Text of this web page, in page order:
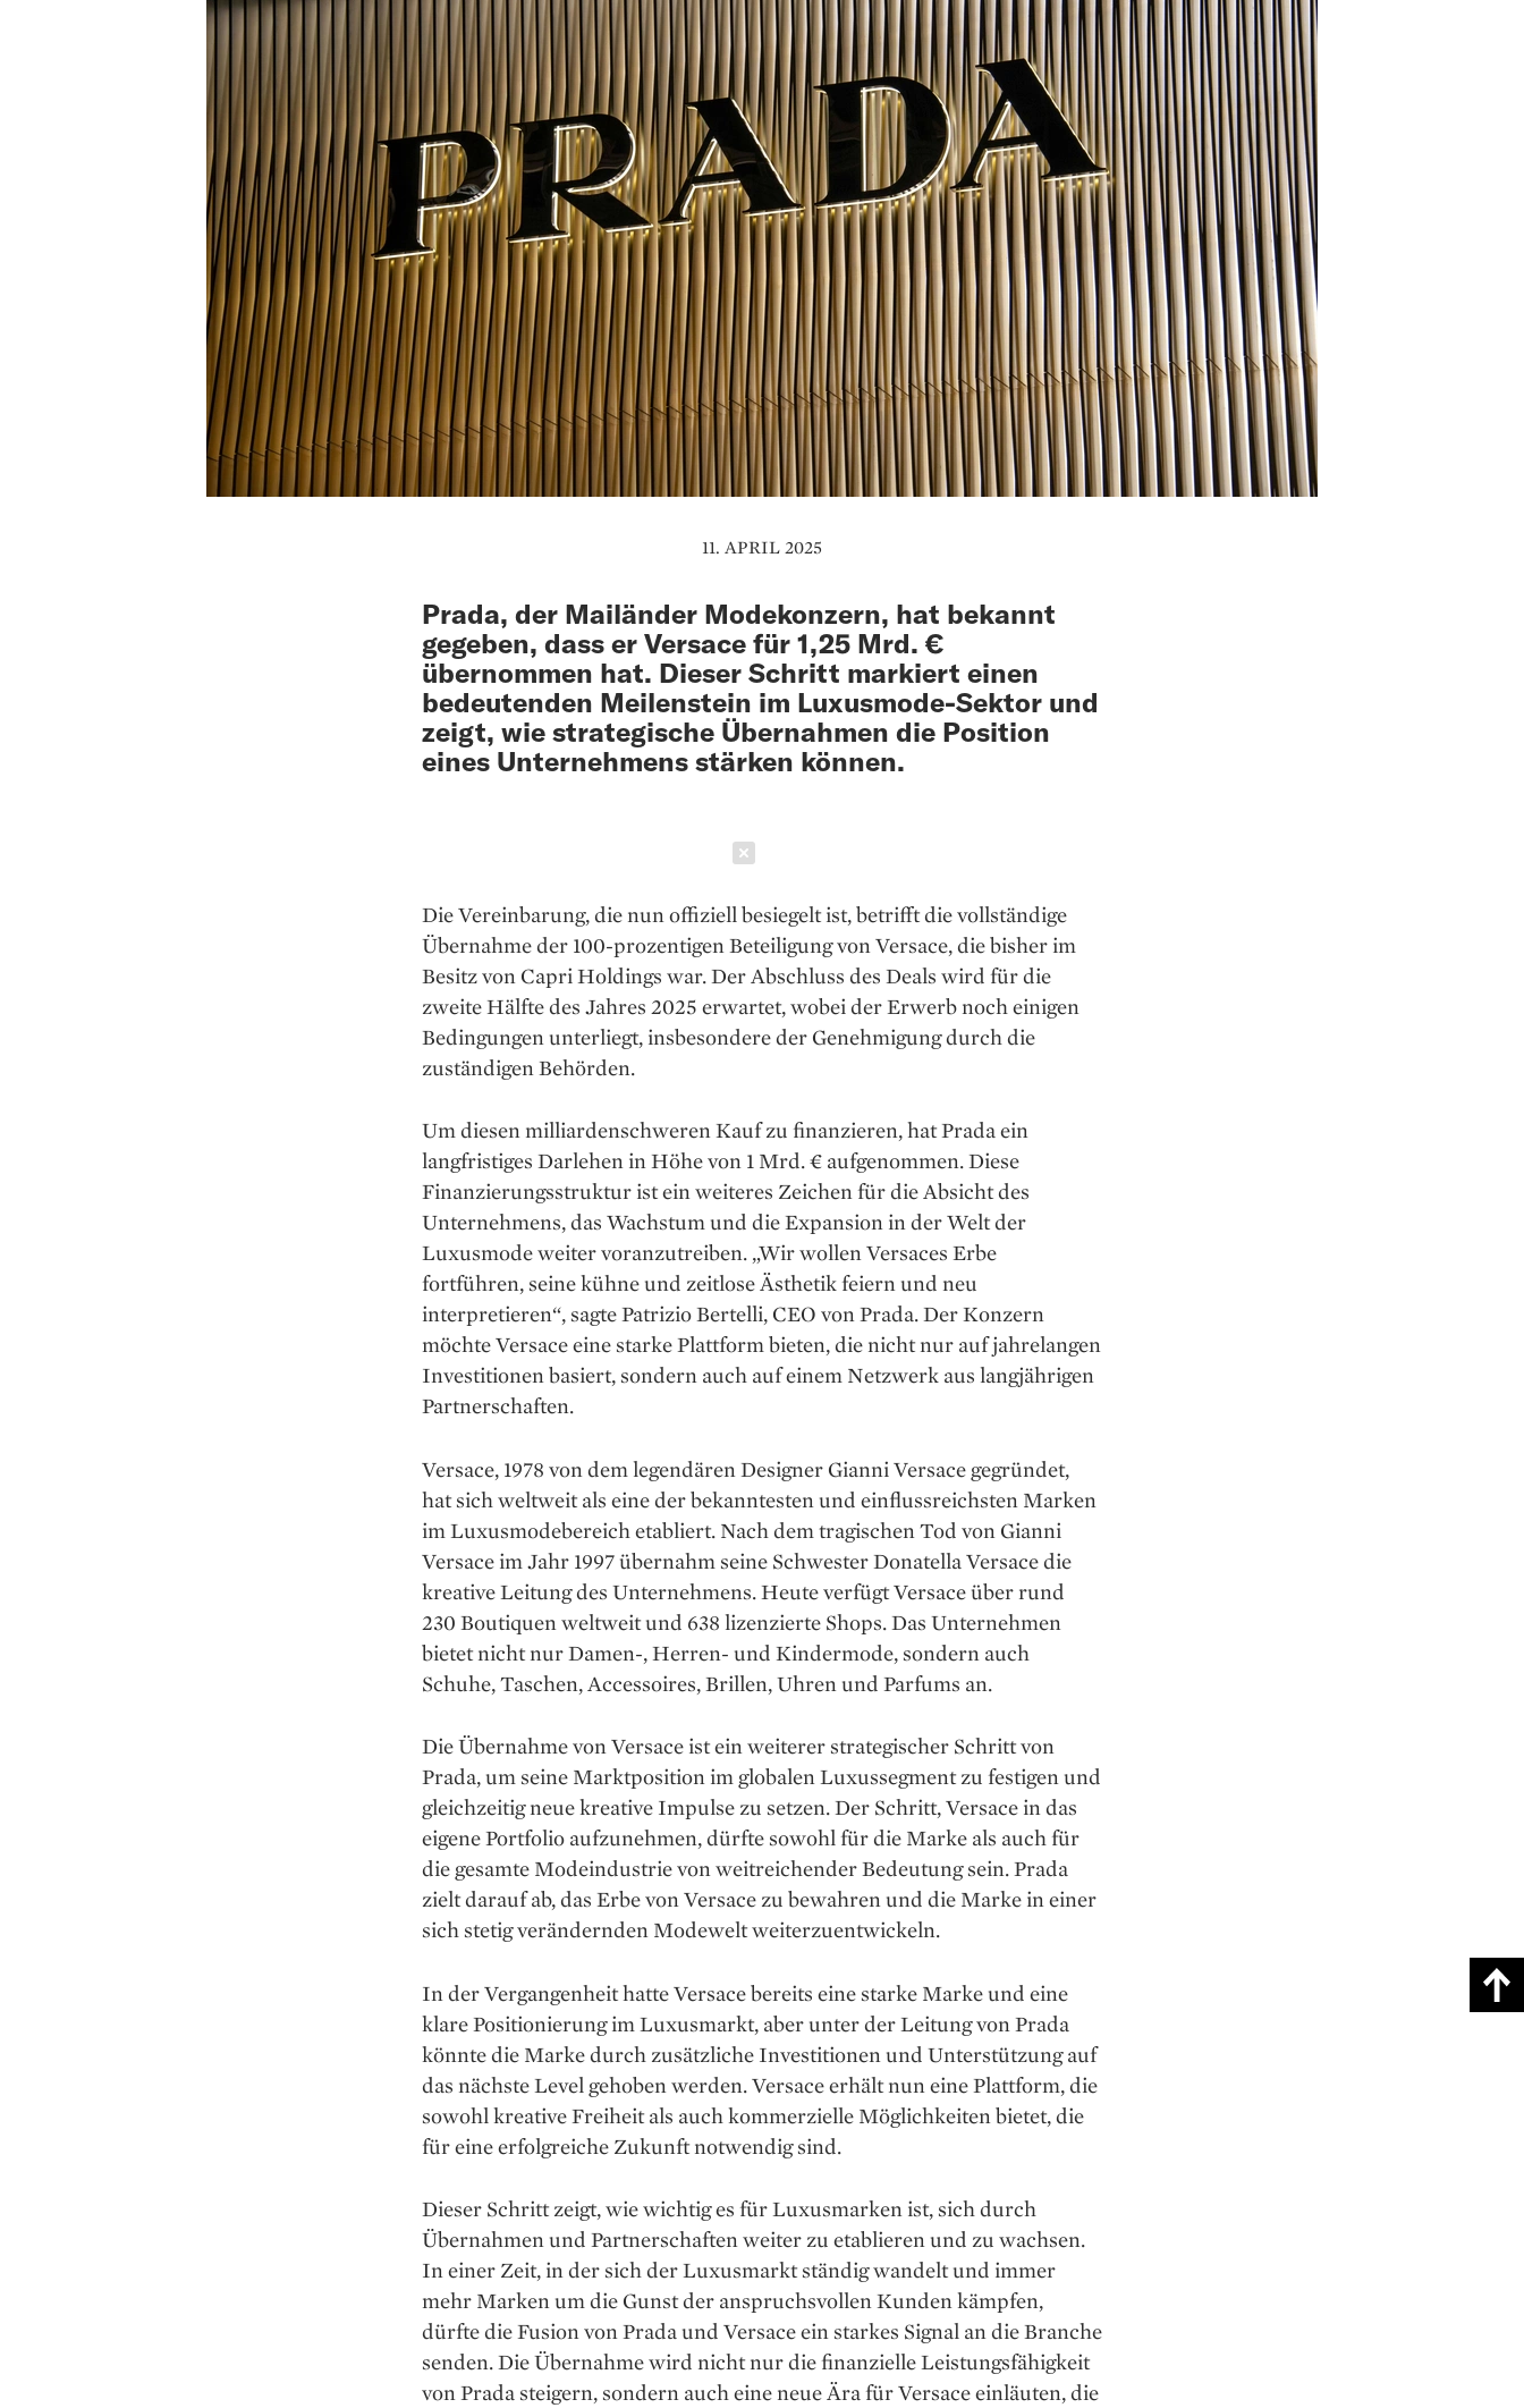
11. APRIL 2025
Prada, der Mailänder Modekonzern, hat bekannt
gegeben, dass er Versace für 1,25 Mrd. €
übernommen hat. Dieser Schritt markiert einen
bedeutenden Meilenstein im Luxusmode-Sektor und
zeigt, wie strategische Übernahmen die Position
eines Unternehmens stärken können.
Die Vereinbarung, die nun offiziell besiegelt ist, betrifft die vollständige
Übernahme der 100-prozentigen Beteiligung von Versace, die bisher im
Besitz von Capri Holdings war. Der Abschluss des Deals wird für die
zweite Hälfte des Jahres 2025 erwartet, wobei der Erwerb noch einigen
Bedingungen unterliegt, insbesondere der Genehmigung durch die
zuständigen Behörden.
Um diesen milliardenschweren Kauf zu finanzieren, hat Prada ein
langfristiges Darlehen in Höhe von 1 Mrd. € aufgenommen. Diese
Finanzierungsstruktur ist ein weiteres Zeichen für die Absicht des
Unternehmens, das Wachstum und die Expansion in der Welt der
Luxusmode weiter voranzutreiben. „Wir wollen Versaces Erbe
fortführen, seine kühne und zeitlose Ästhetik feiern und neu
interpretieren“, sagte Patrizio Bertelli, CEO von Prada. Der Konzern
möchte Versace eine starke Plattform bieten, die nicht nur auf jahrelangen
Investitionen basiert, sondern auch auf einem Netzwerk aus langjährigen
Partnerschaften.
Versace, 1978 von dem legendären Designer Gianni Versace gegründet,
hat sich weltweit als eine der bekanntesten und einflussreichsten Marken
im Luxusmodebereich etabliert. Nach dem tragischen Tod von Gianni
Versace im Jahr 1997 übernahm seine Schwester Donatella Versace die
kreative Leitung des Unternehmens. Heute verfügt Versace über rund
230 Boutiquen weltweit und 638 lizenzierte Shops. Das Unternehmen
bietet nicht nur Damen-, Herren- und Kindermode, sondern auch
Schuhe, Taschen, Accessoires, Brillen, Uhren und Parfums an.
Die Übernahme von Versace ist ein weiterer strategischer Schritt von
Prada, um seine Marktposition im globalen Luxussegment zu festigen und
gleichzeitig neue kreative Impulse zu setzen. Der Schritt, Versace in das
eigene Portfolio aufzunehmen, dürfte sowohl für die Marke als auch für
die gesamte Modeindustrie von weitreichender Bedeutung sein. Prada
zielt darauf ab, das Erbe von Versace zu bewahren und die Marke in einer
sich stetig verändernden Modewelt weiterzuentwickeln.
In der Vergangenheit hatte Versace bereits eine starke Marke und eine
klare Positionierung im Luxusmarkt, aber unter der Leitung von Prada
könnte die Marke durch zusätzliche Investitionen und Unterstützung auf
das nächste Level gehoben werden. Versace erhält nun eine Plattform, die
sowohl kreative Freiheit als auch kommerzielle Möglichkeiten bietet, die
für eine erfolgreiche Zukunft notwendig sind.
Dieser Schritt zeigt, wie wichtig es für Luxusmarken ist, sich durch
Übernahmen und Partnerschaften weiter zu etablieren und zu wachsen.
In einer Zeit, in der sich der Luxusmarkt ständig wandelt und immer
mehr Marken um die Gunst der anspruchsvollen Kunden kämpfen,
dürfte die Fusion von Prada und Versace ein starkes Signal an die Branche
senden. Die Übernahme wird nicht nur die finanzielle Leistungsfähigkeit
von Prada steigern, sondern auch eine neue Ära für Versace einläuten, die